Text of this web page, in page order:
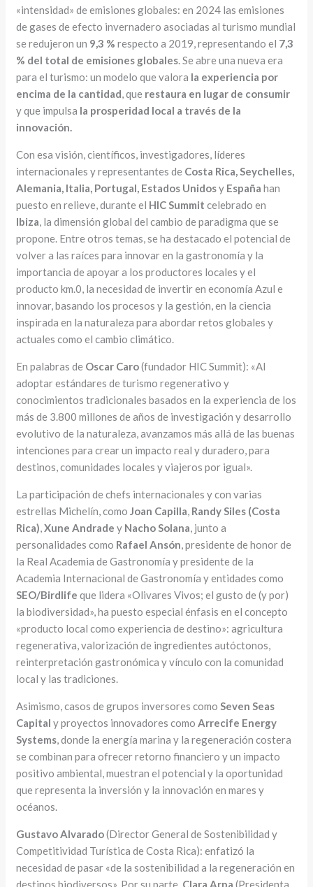
«intensidad» de emisiones globales: en 2024 las emisiones
de gases de efecto invernadero asociadas al turismo mundial
se redujeron un 9,3 % respecto a 2019, representando el 7,3
% del total de emisiones globales. Se abre una nueva era
para el turismo: un modelo que valora la experiencia por
encima de la cantidad, que restaura en lugar de consumir
y que impulsa la prosperidad local a través de la
innovación.
Con esa visión, científicos, investigadores, líderes
internacionales y representantes de Costa Rica, Seychelles,
Alemania, Italia, Portugal, Estados Unidosy Españahan
puesto en relieve, durante el HIC Summit celebrado en
Ibiza, la dimensión global del cambio de paradigma que se
propone. Entre otros temas, se ha destacado el potencial de
volver a las raíces para innovar en la gastronomía y la
importancia de apoyar a los productores locales y el
producto km.0, la necesidad de invertir en economía Azul e
innovar, basando los procesos y la gestión, en la ciencia
inspirada en la naturaleza para abordar retos globales y
actuales como el cambio climático.
En palabras de Oscar Caro(fundador HIC Summit): «Al
adoptar estándares de turismo regenerativo y
conocimientos tradicionales basados en la experiencia de los
más de 3.800 millones de años de investigación y desarrollo
evolutivo de la naturaleza, avanzamos más allá de las buenas
intenciones para crear un impacto real y duradero, para
destinos, comunidades locales y viajeros por igual».
La participación de chefs internacionales y con varias
estrellas Michelín, comoJoan Capilla, Randy Siles (Costa
Rica),Xune Andrade y Nacho Solana, junto a
personalidades como Rafael Ansón, presidente de honor de
la Real Academia de Gastronomía y presidente de la
Academia Internacional de Gastronomía y entidades como
SEO/Birdlifeque lidera «Olivares Vivos; el gusto de (y por)
la biodiversidad», ha puesto especial énfasis en el concepto
«producto local como experiencia de destino»: agricultura
regenerativa, valorización de ingredientes autóctonos,
reinterpretación gastronómica y vínculo con la comunidad
local y las tradiciones.
Asimismo, casos de grupos inversores comoSeven Seas
Capitaly proyectos innovadores comoArrecife Energy
Systems, donde la energía marina y la regeneración costera
se combinan para ofrecer retorno financiero y un impacto
positivo ambiental, muestran el potencial y la oportunidad
que representa la inversión y la innovación en mares y
océanos.
Gustavo Alvarado(Director General de Sostenibilidad y
Competitividad Turística de Costa Rica): enfatizó la
necesidad de pasar «de la sostenibilidad a la regeneración en
destinos biodiversos». Por su parte, Clara Arpa (Presidenta